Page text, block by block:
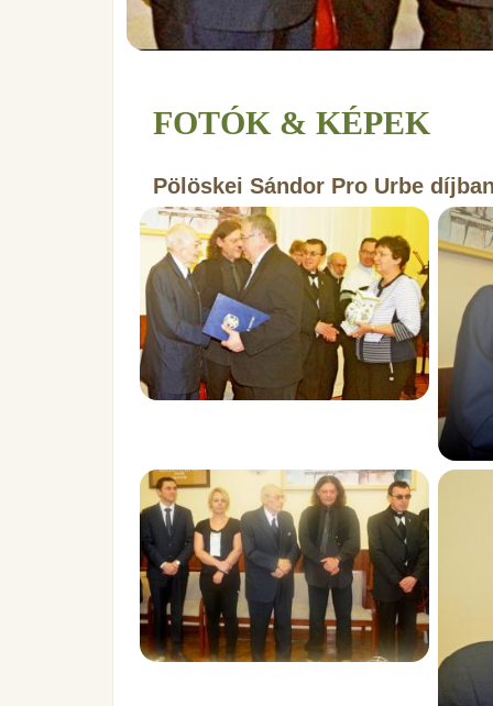
FOTÓK & KÉPEK
Pölöskei Sándor Pro Urbe